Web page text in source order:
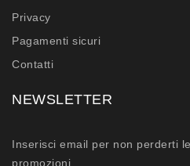
Privacy
Pagamenti sicuri
Contatti
NEWSLETTER
Inserisci email per non perderti
promozioni